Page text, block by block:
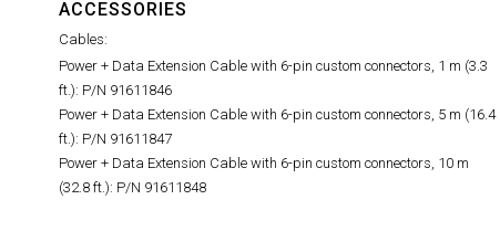
ACCESSORIES
Cables:
Power + Data Extension Cable with 6-pin custom connectors, 1 m (3.3
ft.): P/N 91611846
Power + Data Extension Cable with 6-pin custom connectors, 5 m (16.4
ft.): P/N 91611847
Power + Data Extension Cable with 6-pin custom connectors, 10 m
(32.8 ft.): P/N 91611848